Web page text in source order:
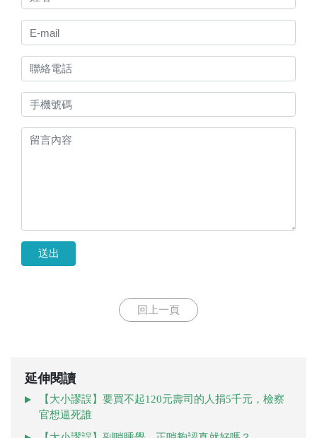
送出
回上一頁
延伸閱讀
【大小謬誤】要買不起120元壽司的人捐5千元，檢察
官想逼死誰